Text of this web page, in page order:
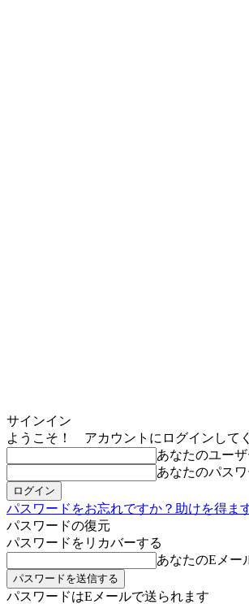
サインイン
ようこそ！ アカウントにログインして
あなたのユーザ
あなたのパスワ
パスワードをお忘れですか？助けを得ま
パスワードの復元
パスワードをリカバーする
あなたのEメー
パスワードはEメールで送られます